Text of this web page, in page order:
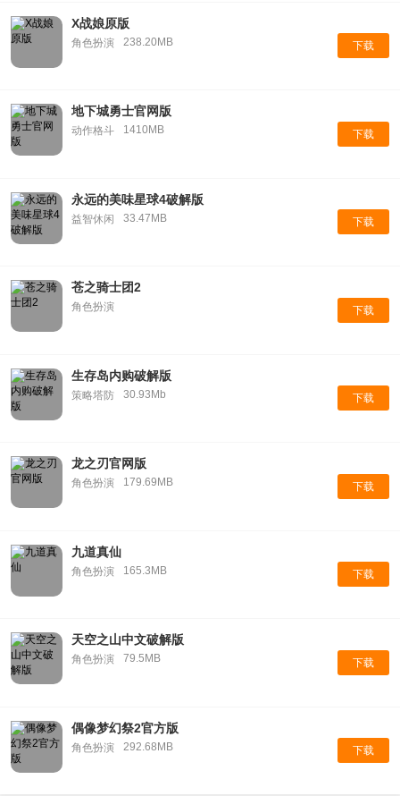
X战娘原版
角色扮演 238.20MB 下载
地下城勇士官网版
动作格斗 1410MB 下载
永远的美味星球4破解版
益智休闲 33.47MB 下载
苍之骑士团2
角色扮演 下载
生存岛内购破解版
策略塔防 30.93Mb 下载
龙之刃官网版
角色扮演 179.69MB 下载
九道真仙
角色扮演 165.3MB 下载
天空之山中文破解版
角色扮演 79.5MB 下载
偶像梦幻祭2官方版
角色扮演 292.68MB 下载